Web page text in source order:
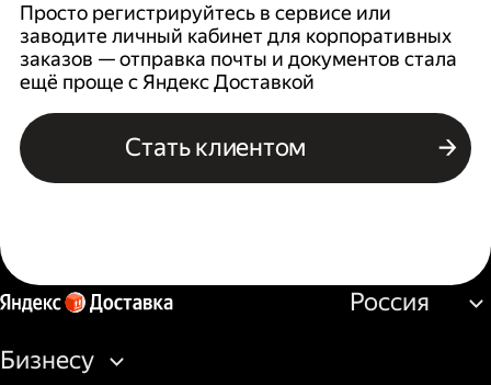
Просто регистрируйтесь в сервисе или
заводите личный кабинет для корпоративных
заказов — отправка почты и документов стала
ещё проще с Яндекс Доставкой
Стать клиентом
Россия
Бизнесу